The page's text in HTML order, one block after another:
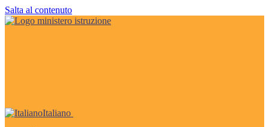
Salta al contenuto
Italiano